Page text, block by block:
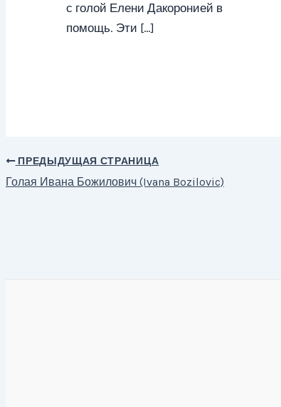
с голой Елени Дакоронией в
помощь. Эти […]
Навигация
по
ПРЕДЫДУЩАЯ СТРАНИЦА
Голая Ивана Божилович (Ivana Bozilovic)